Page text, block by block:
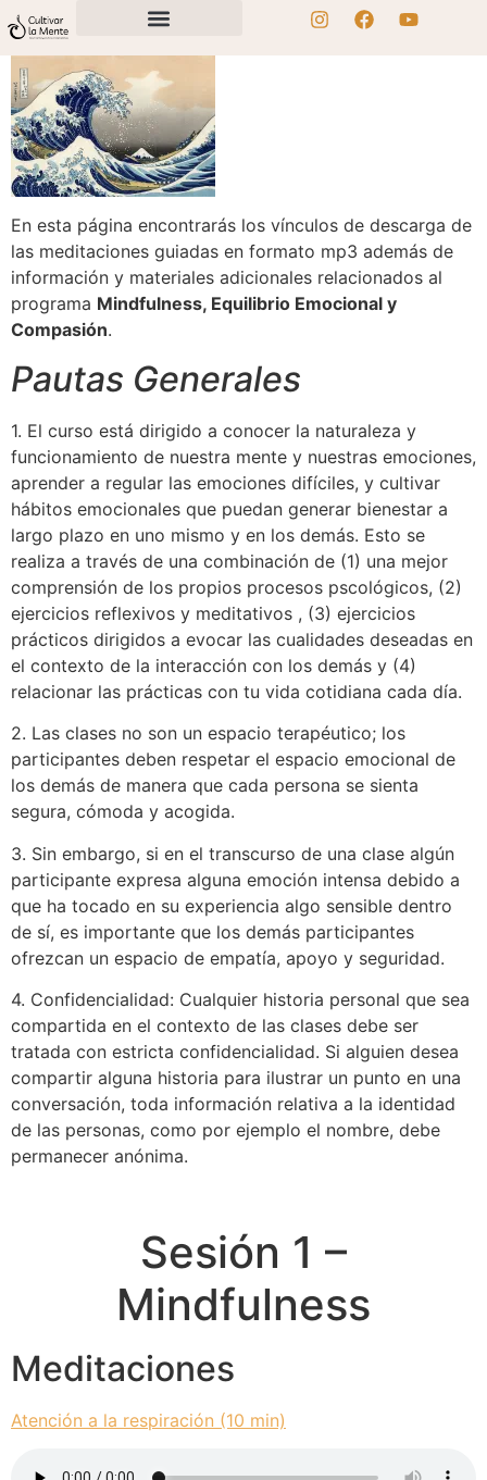
En esta página encontrarás los vínculos de descarga de
las meditaciones guiadas en formato mp3 además de
información y materiales adicionales relacionados al
programa Mindfulness, Equilibrio Emocional y
Compasión.
Pautas Generales
1. El curso está dirigido a conocer la naturaleza y
funcionamiento de nuestra mente y nuestras emociones,
aprender a regular las emociones difíciles, y cultivar
hábitos emocionales que puedan generar bienestar a
largo plazo en uno mismo y en los demás. Esto se
realiza a través de una combinación de (1) una mejor
comprensión de los propios procesos pscológicos, (2)
ejercicios reflexivos y meditativos , (3) ejercicios
prácticos dirigidos a evocar las cualidades deseadas en
el contexto de la interacción con los demás y (4)
relacionar las prácticas con tu vida cotidiana cada día.
2. Las clases no son un espacio terapéutico; los
participantes deben respetar el espacio emocional de
los demás de manera que cada persona se sienta
segura, cómoda y acogida.
3. Sin embargo, si en el transcurso de una clase algún
participante expresa alguna emoción intensa debido a
que ha tocado en su experiencia algo sensible dentro
de sí, es importante que los demás participantes
ofrezcan un espacio de empatía, apoyo y seguridad.
4. Confidencialidad: Cualquier historia personal que sea
compartida en el contexto de las clases debe ser
tratada con estricta confidencialidad. Si alguien desea
compartir alguna historia para ilustrar un punto en una
conversación, toda información relativa a la identidad
de las personas, como por ejemplo el nombre, debe
permanecer anónima.
Sesión 1 –
Mindfulness
Meditaciones
Atención a la respiración (10 min)